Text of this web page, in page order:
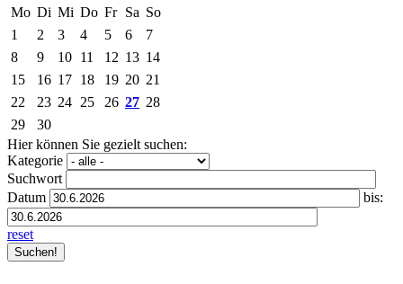
Mo Di Mi Do Fr Sa So
1
2 3 4 5 6
7
8
9 10 11 12 13 14
15
16 17 18 19 20 21
22
23 24 25 26 27 28
29
30
Hier können Sie gezielt suchen:
Kategorie
Suchwort
Datum
bis:
reset